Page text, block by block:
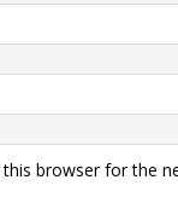
browser for the